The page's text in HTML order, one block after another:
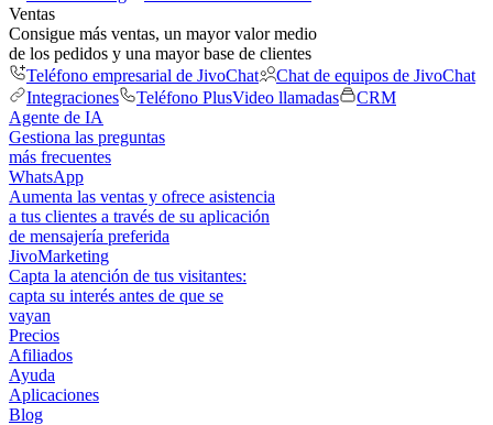
Ventas
Consigue más ventas, un mayor valor medio
de los pedidos y una mayor base de clientes
Teléfono empresarial de JivoChat
Chat de equipos de JivoChat
Integraciones
Teléfono PlusVideo llamadas
CRM
Agente de IA
Gestiona las preguntas
más frecuentes
WhatsApp
Aumenta las ventas y ofrece asistencia
a tus clientes a través de su aplicación
de mensajería preferida
JivoMarketing
Capta la atención de tus visitantes:
capta su interés antes de que se
vayan
Precios
Afiliados
Ayuda
Aplicaciones
Blog